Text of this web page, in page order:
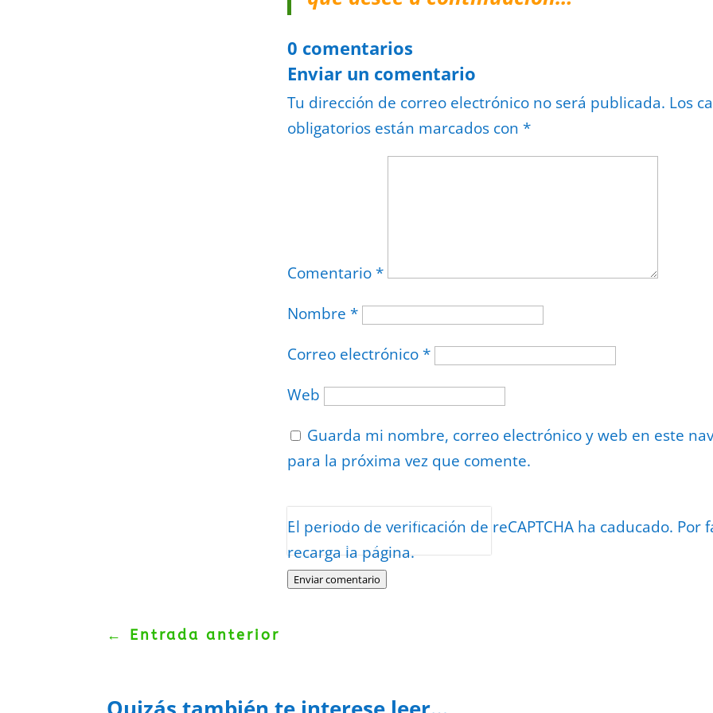
0 comentarios
Enviar un comentario
Tu dirección de correo electrónico no será publicada. Los
obligatorios están marcados con *
Comentario *
Nombre *
Correo electrónico *
Web
Guarda mi nombre, correo electrónico y web en este
para la próxima vez que comente.
El periodo de verificación de reCAPTCHA ha caducado. Por
recarga la página.
Enviar comentario
Protegidos por reCAPTCHA
Términos
← Entrada anterior